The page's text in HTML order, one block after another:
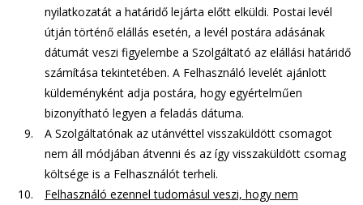
nyilatkozatát a határidő lejárta előtt elküldi. Postai levél
útján történő elállás esetén, a levél postára adásának
dátumát veszi figyelembe a Szolgáltató az elállási határidő
számítása tekintetében. A Felhasználó levelét ajánlott
küldeményként adja postára, hogy egyértelműen
bizonyítható legyen a feladás dátuma.
A Szolgáltatónak az utánvéttel visszaküldött csomagot
nem áll módjában átvenni és az így visszaküldött csomag
költsége is a Felhasználót terheli.
Felhasználó ezennel tudomásul veszi, hogy nem